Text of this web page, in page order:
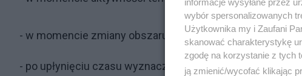
- w momencie zmiany obszaru przywoławczego
- po upłynięciu czasu wyznaczonego przez sieć na
wybór spersonalizowanych
Użytkownika my i Zaufani
skanować charakterystykę
zgodę na korzystanie z tych
ją zmienić/wycofać klikając